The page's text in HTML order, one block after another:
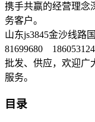
携手共赢的经营理念
务客户。
山东js3845金沙线路
81699680
批发、供应，欢迎广
服务。
目录